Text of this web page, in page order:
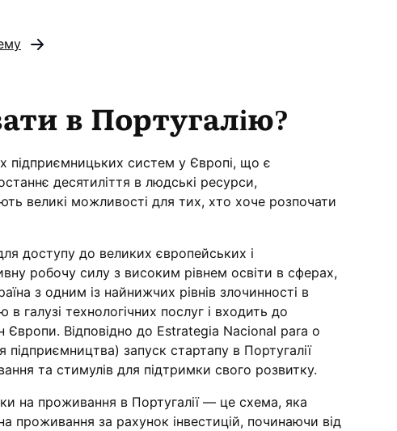
в Португалію?
підприємницьких систем у Європі, що є
десятиліття в людські ресурси,
великі можливості для тих, хто хоче розпочати
доступу до великих європейських і
робочу силу з високим рівнем освіти в сферах,
з одним із найнижчих рівнів злочинності в
галузі технологічних послуг і входить до
Європи. Відповідно до Estrategia Nacional para o
підприємництва) запуск стартапу в Португалії
та стимулів для підтримки свого розвитку.
на проживання в Португалії — це схема, яка
проживання за рахунок інвестицій, починаючи від